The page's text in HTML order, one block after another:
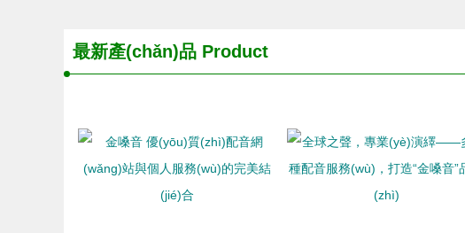
最新產(chǎn)品 Product